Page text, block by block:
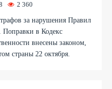
2 360
за нарушения Правил
в Кодекс
внесены законом,
страны 22 октября.